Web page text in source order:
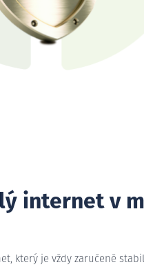
internet v
který je vždy zaručeně